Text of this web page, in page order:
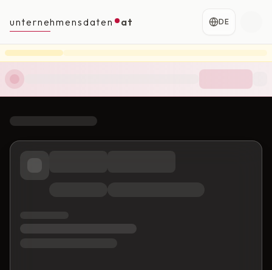
unternehmensdaten at DE